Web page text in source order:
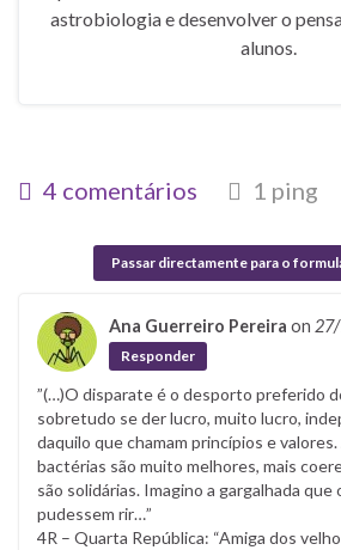
astrobiologia e desenvolver o
alunos.
4 comentários 1 ping
Passar directamente para o
Ana Guerreiro Pereira on
Responder
‎”(…)O disparate é o desporto preferido
sobretudo se der lucro, muito lucro,
daquilo que chamam princípios e
bactérias são muito melhores, mais
são solidárias. Imagino a gargalhada que
pudessem rir…”
4R – Quarta República: “Amiga dos